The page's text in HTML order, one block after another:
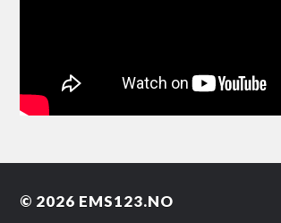
© 2026 EMS123.NO